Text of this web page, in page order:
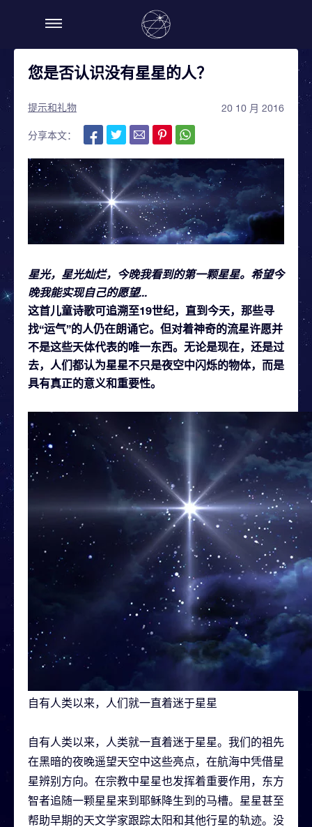
您是否认识没有星星的人？
提示和礼物 20 10 月 2016
分享本文：
星光，星光灿烂，今晚我看到的第一颗星星。希望今
晚我能实现自己的愿望...
这首儿童诗歌可追溯至19世纪，直到今天，那些寻
找“运气”的人仍在朗诵它。但对着神奇的流星许愿并
不是这些天体代表的唯一东西。无论是现在，还是过
去，人们都认为星星不只是夜空中闪烁的物体，而是
具有真正的意义和重要性。
自有人类以来，人们就一直着迷于星星
自有人类以来，人类就一直着迷于星星。我们的祖先
在黑暗的夜晚遥望天空中这些亮点，在航海中凭借星
星辨别方向。在宗教中星星也发挥着重要作用，东方
智者追随一颗星星来到耶稣降生到的马槽。星星甚至
帮助早期的天文学家跟踪太阳和其他行星的轨迹。没